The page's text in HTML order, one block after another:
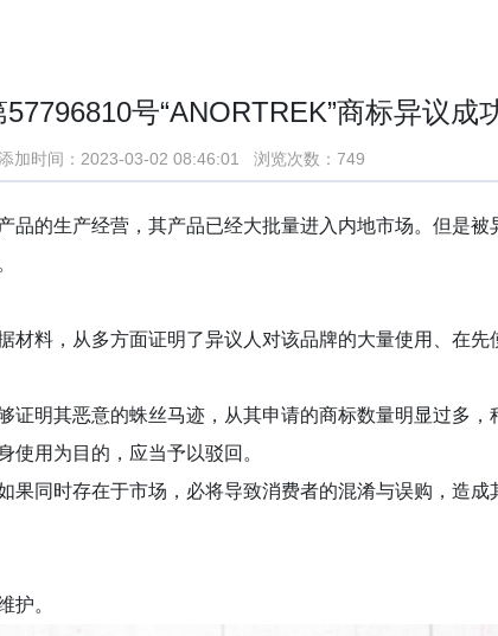
号“ANORTREK”商标异议成
加时间：2023-03-02 08:46:01 浏览次数：749
的生产经营，其产品已经大批量进入内地市场。但是
料，从多方面证明了异议人对该品牌的大量使用、在
明其恶意的蛛丝马迹，从其申请的商标数量明显过多，
用为目的，应当予以驳回。
同时存在于市场，必将导致消费者的混淆与误购，造
护。